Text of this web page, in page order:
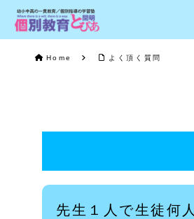
Home よく頂く質問
先生１人で生徒何